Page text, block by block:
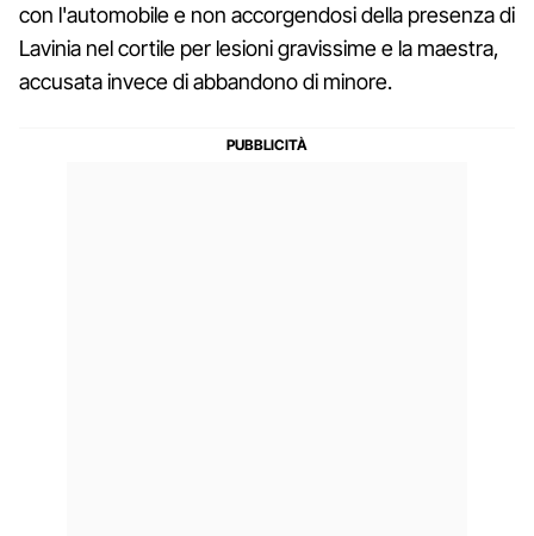
con l'automobile e non accorgendosi della presenza di
Lavinia nel cortile per lesioni gravissime e la maestra,
accusata invece di abbandono di minore.